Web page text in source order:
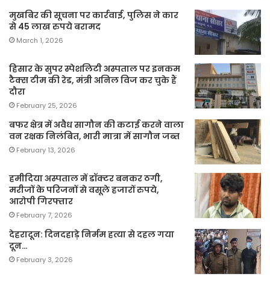
मुखबिर की सूचना पर कार्रवाई, पुलिस ने कार
से 45 लाख रुपये बरामद
March 1, 2026
हिसार के सुपर स्पेशलिटी अस्पताल पर इनकम
टैक्स टीम की रेड, मंत्री अनिल विज कर चुके हैं
दौरा
February 25, 2026
बफर क्षेत्र में अवैध सागौन की कटाई करने वाला
वन रक्षक निलंबित, भारी मात्रा में सागौन जब्त
February 13, 2026
हमीदिया अस्पताल में डॉक्टर बनकर ठगी,
मरीजों के परिजनों से वसूले हजारों रुपये,
आरोपी गिरफ्तार
February 7, 2026
देहरादून: दिनदहाड़े निर्मम हत्या से दहल गया
दून…
February 3, 2026